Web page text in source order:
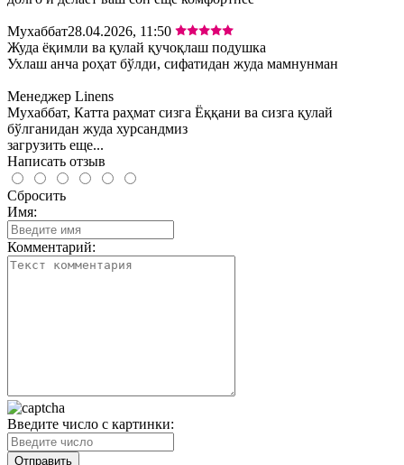
Мухаббат28.04.2026, 11:50
Жуда ёқимли ва қулай қучоқлаш подушка
Ухлаш анча роҳат бўлди, сифатидан жуда мамнунман
Менеджер Linens
Мухаббат, Катта раҳмат сизга Ёққани ва сизга қулай
бўлганидан жуда хурсандмиз
загрузить еще...
Написать отзыв
Сбросить
Имя:
Комментарий:
Введите число с картинки: